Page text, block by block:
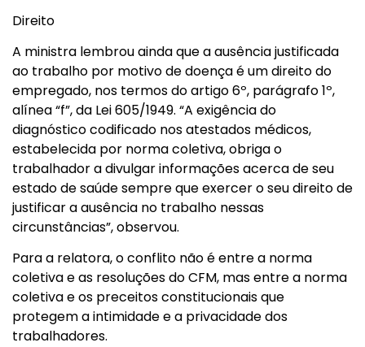
Direito
A ministra lembrou ainda que a ausência justificada
ao trabalho por motivo de doença é um direito do
empregado, nos termos do artigo 6º, parágrafo 1º,
alínea “f”, da Lei 605/1949. “A exigência do
diagnóstico codificado nos atestados médicos,
estabelecida por norma coletiva, obriga o
trabalhador a divulgar informações acerca de seu
estado de saúde sempre que exercer o seu direito de
justificar a ausência no trabalho nessas
circunstâncias”, observou.
Para a relatora, o conflito não é entre a norma
coletiva e as resoluções do CFM, mas entre a norma
coletiva e os preceitos constitucionais que
protegem a intimidade e a privacidade dos
trabalhadores.